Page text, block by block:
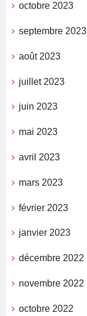
octobre 2023
septembre 2023
août 2023
juillet 2023
juin 2023
mai 2023
avril 2023
mars 2023
février 2023
janvier 2023
décembre 2022
novembre 2022
octobre 2022